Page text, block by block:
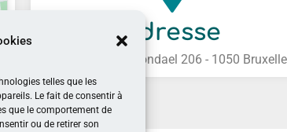
telles que les
Le fait de consentir à
que le comportement de
ou de retirer son
Adresse
Chaussée de Boondael 206 - 1050